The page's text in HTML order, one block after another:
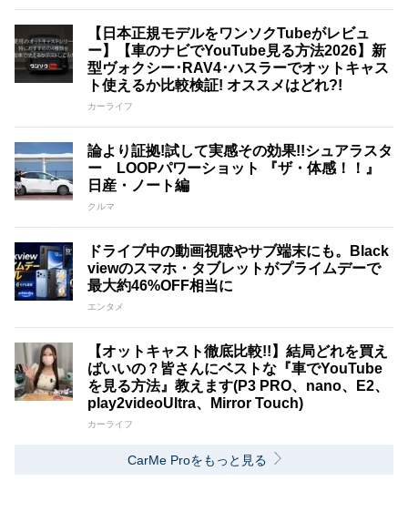
【日本正規モデルをワンソクTubeがレビュ
ー】【車のナビでYouTube見る方法2026】新
型ヴォクシー･RAV4･ハスラーでオットキャス
ト使えるか比較検証! オススメはどれ?!
カーライフ
論より証拠!試して実感その効果!!シュアラスタ
ー LOOPパワーショット 『ザ・体感！！』
日産・ノート編
クルマ
ドライブ中の動画視聴やサブ端末にも。Black
viewのスマホ・タブレットがプライムデーで
最大約46%OFF相当に
エンタメ
【オットキャスト徹底比較!!】結局どれを買え
ばいいの？皆さんにベストな『車でYouTube
を見る方法』教えます(P3 PRO、nano、E2、
play2videoUltra、Mirror Touch)
カーライフ
CarMe Proをもっと見る